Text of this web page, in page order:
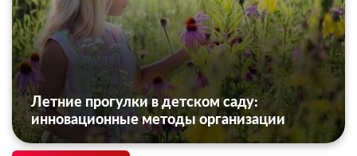
Летние прогулки в детском саду:
инновационные методы организации